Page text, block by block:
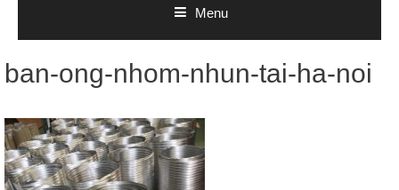
Menu
ban-ong-nhom-nhun-tai-ha-noi